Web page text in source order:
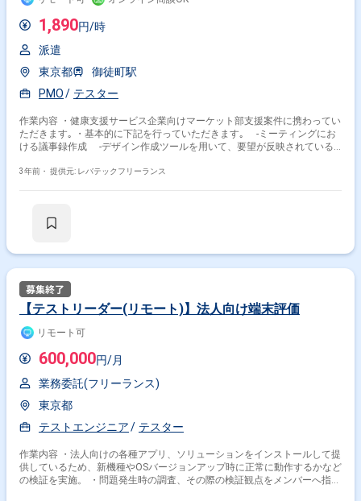
1,890円/時
派遣
東京都
御徒町駅
PMO
テスター
作業内容 ・健康支援サービス企業向けマーケット部支援案件に携わってい
ただきます｡ ・基本的に下記を行っていただきます｡ -ミーティングにお
ける議事録作成 -デザイン作成ツールを用いて、要望が反映されている
作成、資料のWチェック -クライアント折衝
3年前・ 提供元: レバテックフリーランス
【テストリーダー(リモート)】法人向け端末評価
リモート可
600,000円/月
業務委託(フリーランス)
東京都
テストエンジニア
テスター
作業内容 ・法人向けの各種アプリ、ソリューションをインストールして提
供しているため、新機種やOSバージョンアップ時に正常に動作するかなど
の検証を実施。 ・問題発生時の調査、その際の検証観点をメンバーへ指